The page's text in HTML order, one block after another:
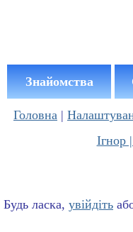
Знайомства
Головна |
Ігнор |
Будь ласка, увійдіть